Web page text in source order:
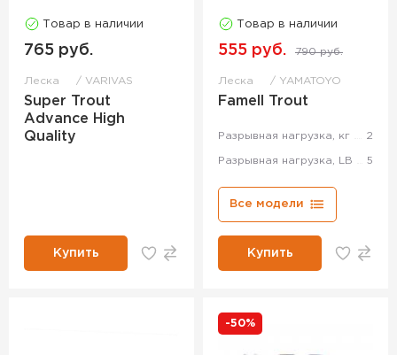
Товар в наличии
765 руб.
Леска VARIVAS
Super Trout
Advance High
Quality
Купить
Товар в наличии
555 руб. 790 руб.
Леска YAMATOYO
Famell Trout
Разрывная нагрузка, кг 2
Разрывная нагрузка, LB 5
Все модели
Купить
-50%